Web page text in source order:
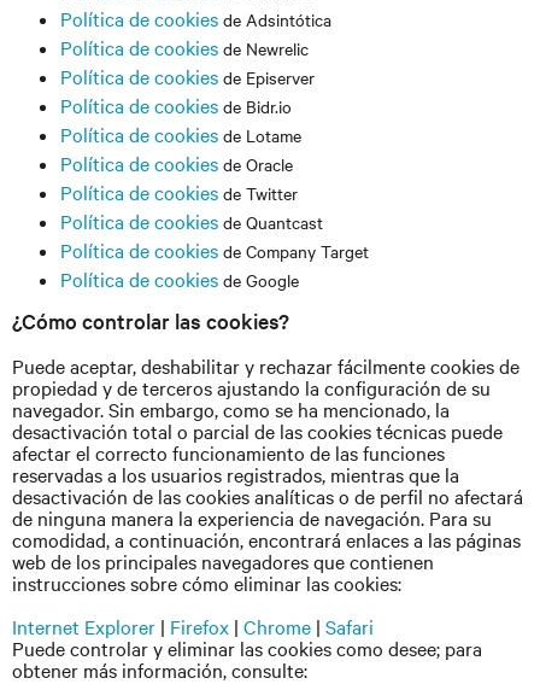
Política de cookies de Adsintótica
Política de cookies de Newrelic
Política de cookies de Episerver
Política de cookies de Bidr.io
Política de cookies de Lotame
Política de cookies de Oracle
Política de cookies de Twitter
Política de cookies de Quantcast
Política de cookies de Company Target
Política de cookies de Google
¿Cómo controlar las cookies?
Puede aceptar, deshabilitar y rechazar fácilmente cookies de
propiedad y de terceros ajustando la configuración de su
navegador. Sin embargo, como se ha mencionado, la
desactivación total o parcial de las cookies técnicas puede
afectar el correcto funcionamiento de las funciones
reservadas a los usuarios registrados, mientras que la
desactivación de las cookies analíticas o de perfil no afectará
de ninguna manera la experiencia de navegación. Para su
comodidad, a continuación, encontrará enlaces a las páginas
web de los principales navegadores que contienen
instrucciones sobre cómo eliminar las cookies:
Internet Explorer | Firefox | Chrome | Safari
Puede controlar y eliminar las cookies como desee; para
obtener más información, consulte: